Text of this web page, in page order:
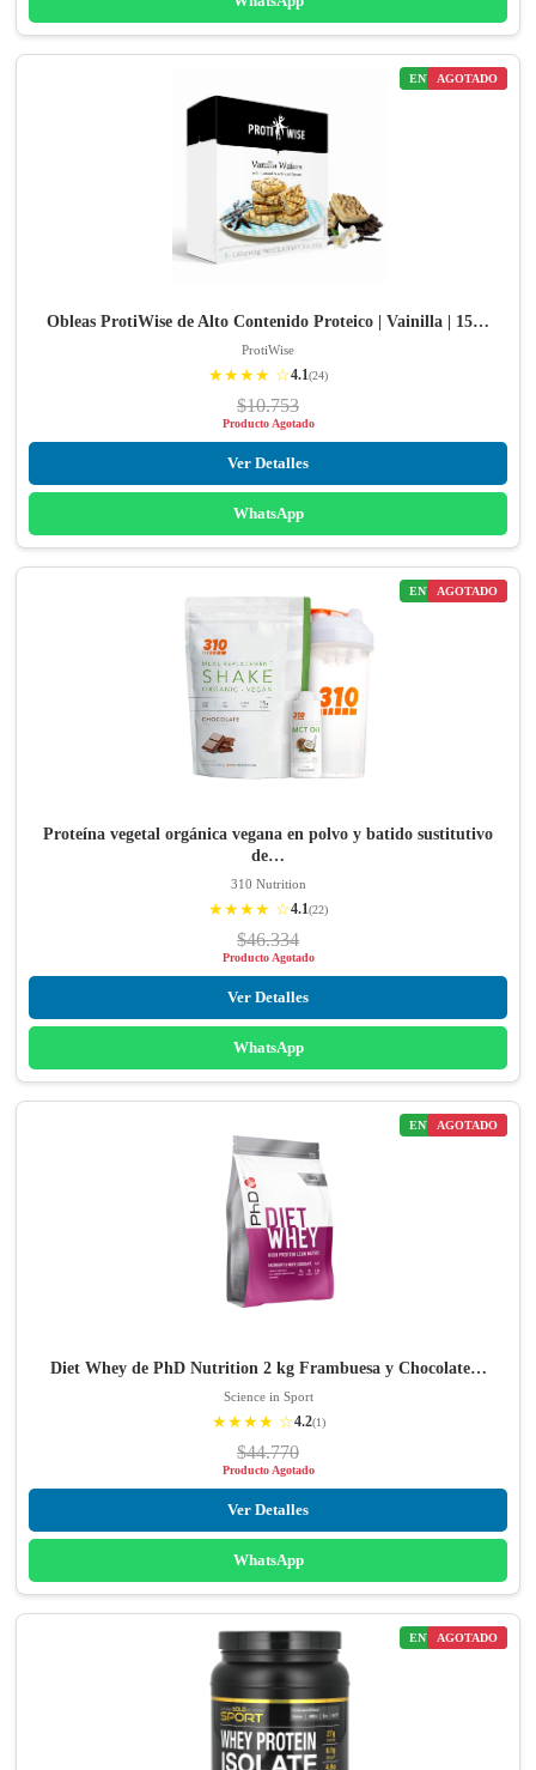
ENVÍO GRATIS
AGOTADO
Obleas ProtiWise de Alto Contenido Proteico | Vainilla | 15…
ProtiWise
★★★★ ☆4.1(24)
$10.753
Producto Agotado
Ver Detalles
WhatsApp
ENVÍO GRATIS
AGOTADO
Proteína vegetal orgánica vegana en polvo y batido sustitutivo
de…
310 Nutrition
★★★★ ☆4.1(22)
$46.334
Producto Agotado
Ver Detalles
WhatsApp
ENVÍO GRATIS
AGOTADO
Diet Whey de PhD Nutrition 2 kg Frambuesa y Chocolate…
Science in Sport
★★★★ ☆4.2(1)
$44.770
Producto Agotado
Ver Detalles
WhatsApp
ENVÍO GRATIS
AGOTADO